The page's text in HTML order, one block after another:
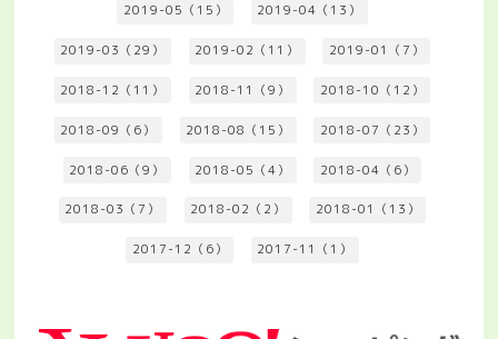
2019-05（15） 2019-04（13）
2019-03（29） 2019-02（11） 2019-01（7）
2018-12（11） 2018-11（9） 2018-10（12）
2018-09（6） 2018-08（15） 2018-07（23）
2018-06（9） 2018-05（4） 2018-04（6）
2018-03（7） 2018-02（2） 2018-01（13）
2017-12（6） 2017-11（1）